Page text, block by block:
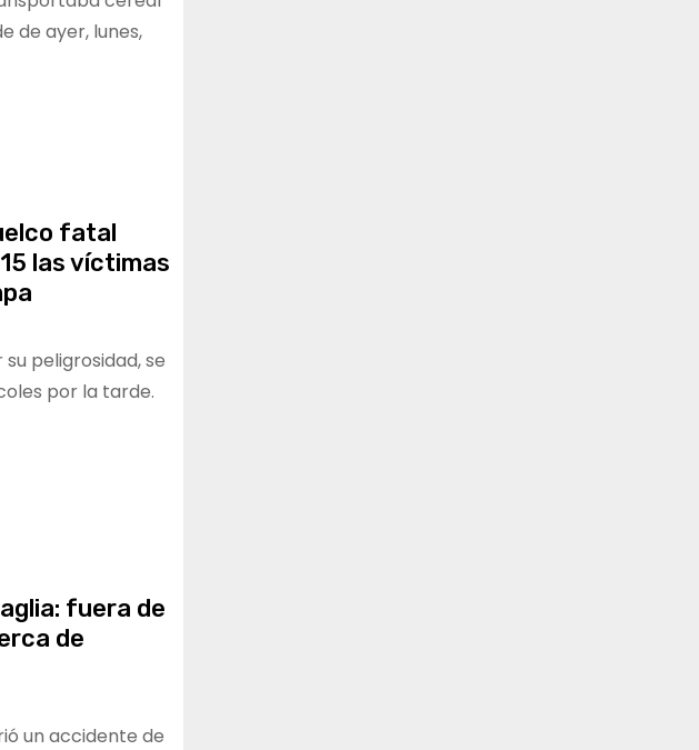
de ayer, lunes,
fatal
las víctimas
peligrosidad, se
por la tarde.
fuera de
de
un accidente de